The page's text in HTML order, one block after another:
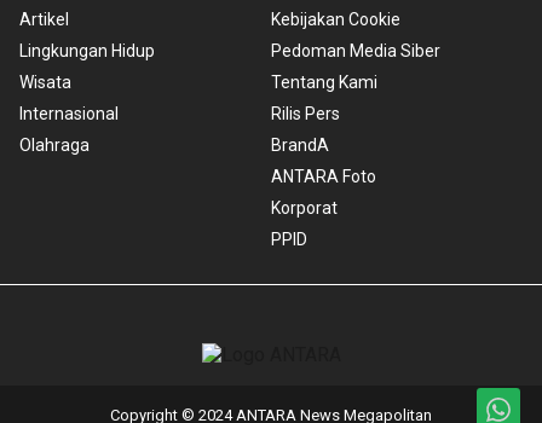
Artikel
Lingkungan Hidup
Wisata
Internasional
Olahraga
Kebijakan Cookie
Pedoman Media Siber
Tentang Kami
Rilis Pers
BrandA
ANTARA Foto
Korporat
PPID
Copyright © 2024 ANTARA News Megapolitan